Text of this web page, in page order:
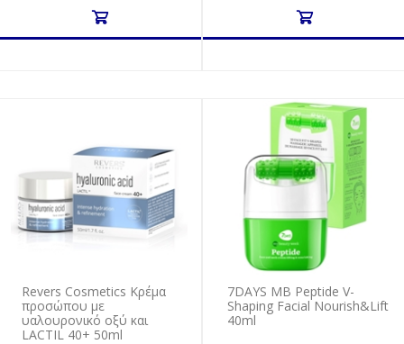
Revers Cosmetics Κρέμα
προσώπου με
υαλουρονικό οξύ και
LACTIL 40+ 50ml
7DAYS MB Peptide V-
Shaping Facial Nourish&Lift
40ml